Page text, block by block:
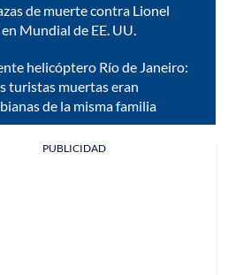
de muerte contra Lionel
Mundial de EE. UU.
helicóptero Río de Janeiro:
turistas muertas eran
de la misma familia
PUBLICIDAD